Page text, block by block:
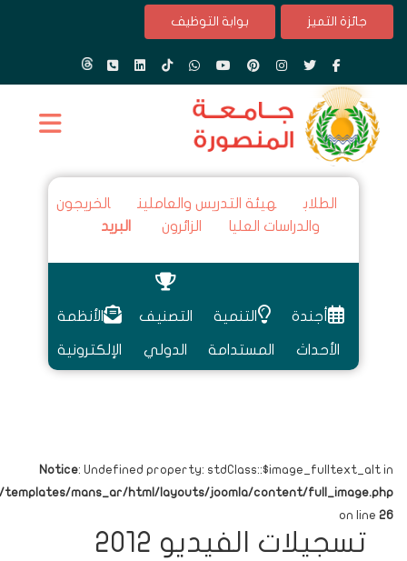
جائزة التميز بوابة التوظيف
الطلاب هيئة التدريس والعاملين
الخريجون
والدراسات العليا
الزائرون البريد
أجندة
الأحداث
التنمية
المستدامة
التصنيف
الدولي
الأنظمة
الإلكترونية
Notice: Undefined property: stdClass::$image_fulltext_alt in
mans_ar/html/layouts/joomla/content/full_image.php
on line 26
تسجيلات الفيديو 2012